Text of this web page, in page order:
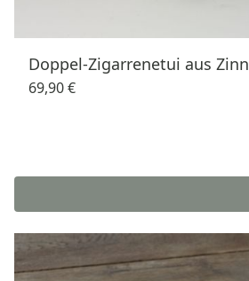
Doppel-Zigarrenetui aus Zinn
69,90 €